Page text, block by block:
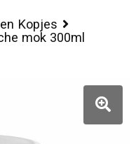
Kopjes
mok 300ml